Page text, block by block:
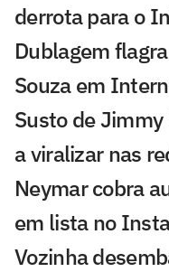
derrota para o
Dublagem
Souza em
Susto de
a viralizar nas
Neymar cobra
em lista no
Vozinha